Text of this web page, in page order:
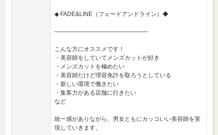
◆ FADE&LINE（フェードアンドライン）◆
――――――――――――――――
こんな方にオススメです！
・美容師をしていてメンズカットが好き
・メンズカットを極めたい
・美容師だけど理容免許を取ろうとしている
・新しい環境で働きたい
・集客力がある店舗に行きたい
など
統一感がありながら、男女ともにカッコいい美容師を実
現していきます。